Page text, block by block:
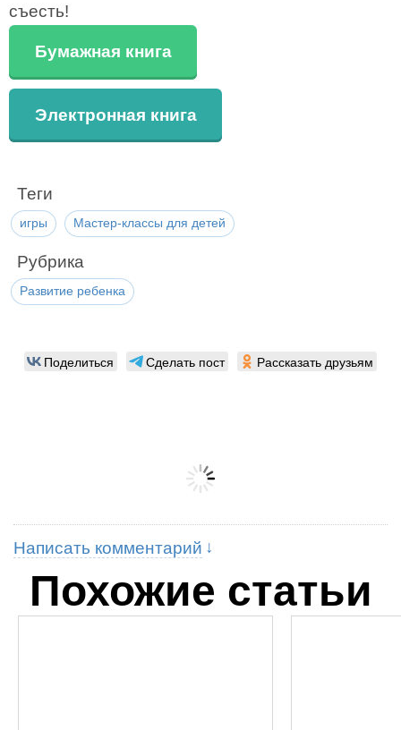
съесть!
Бумажная книга
Электронная книга
Теги
игры Мастер-классы для детей
Рубрика
Развитие ребенка
Поделиться Сделать пост Рассказать друзьям
Написать комментарий
Похожие статьи